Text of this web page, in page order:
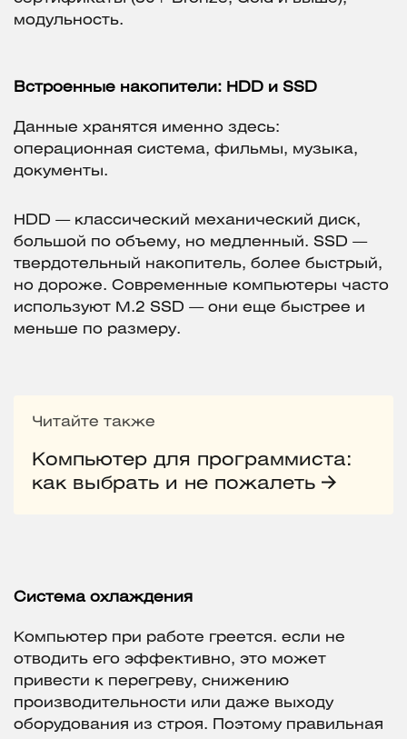
модульность.
Встроенные накопители: HDD и SSD
Данные хранятся именно здесь:
операционная система, фильмы, музыка,
документы.
HDD — классический механический диск,
большой по объему, но медленный. SSD —
твердотельный накопитель, более быстрый,
но дороже. Современные компьютеры часто
используют M.2 SSD — они еще быстрее и
меньше по размеру.
Читайте также
Компьютер для программиста:
как выбрать и не пожалеть
Система охлаждения
Компьютер при работе греется. если не
отводить его эффективно, это может
привести к перегреву, снижению
производительности или даже выходу
оборудования из строя. Поэтому правильная